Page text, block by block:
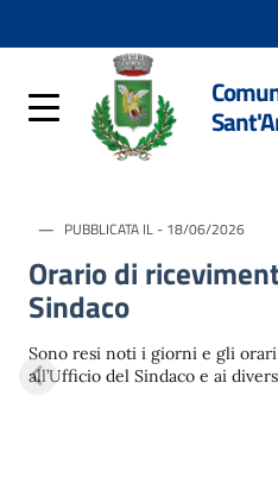
PUBBLICATA IL - 18/06/2026
Orario di
Sindaco
Sono resi noti i giorni e gli
all’Ufficio del Sindaco e ai